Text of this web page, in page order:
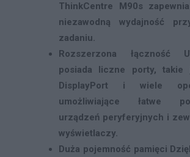
ThinkCentre M90s
niezawodną wydajność
zadaniu.
Rozszerzona łączność
posiada liczne porty, takie
DisplayPort i wiele
umożliwiające łatwe
urządzeń peryferyjnych i
wyświetlaczy.
Duża pojemność pamięci